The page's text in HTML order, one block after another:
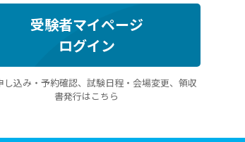
受験者マイページ
ログイン
し込み・予約確認、試験日程・会場変更、領収
書発行はこちら